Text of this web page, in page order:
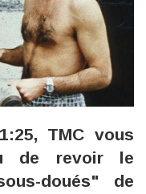
TMC vous
de revoir le
doués" de